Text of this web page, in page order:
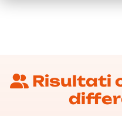
Risultati